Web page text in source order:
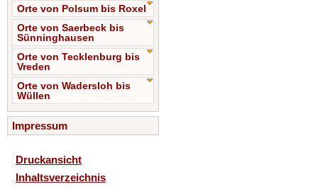
Orte von Polsum bis Roxel
Orte von Saerbeck bis
Sünninghausen
Orte von Tecklenburg bis
Vreden
Orte von Wadersloh bis
Wüllen
Impressum
Druckansicht
Inhaltsverzeichnis